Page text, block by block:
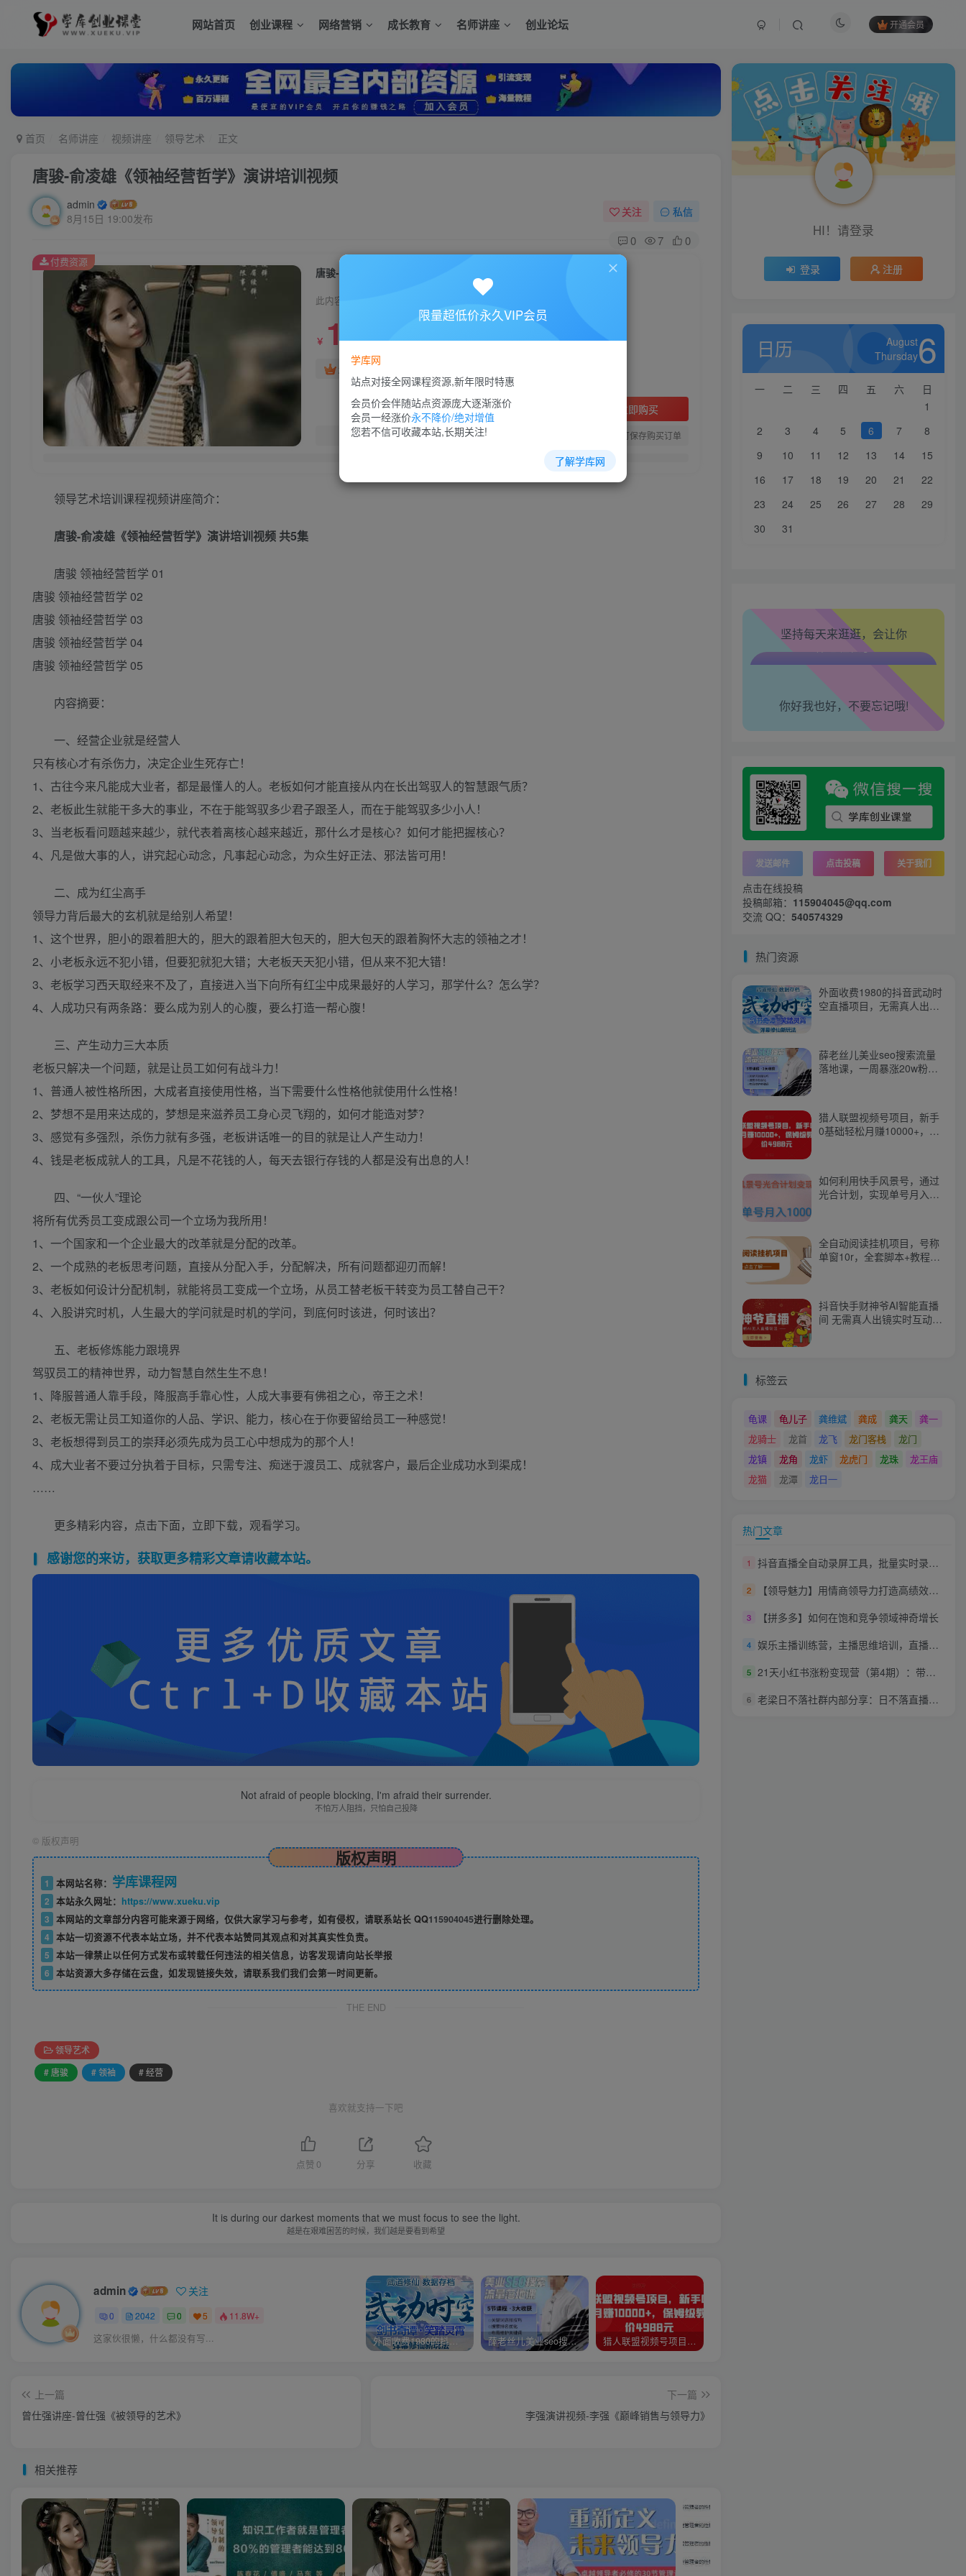
网站首页 创业课程 网络营销 成长教育 名师讲座 创业论坛 开通会员
首页 名师讲座 视频讲座 领导艺术 正文
唐骏-俞凌雄《领袖经营哲学》演讲培训视频
admin
8月15日 19:00发布
关注 私信
0 7 0
唐骏-俞凌雄《领袖经营哲学》演讲培训视频
此内容为付费资源，请付费后查看
￥ 10￥88
超级会员免费
立即购买
您当前未登录！建议登陆后购买，可保存购买订单
付费资源
领导艺术培训课程视频讲座简介：
唐骏-俞凌雄《领袖经营哲学》演讲培训视频 共5集
唐骏 领袖经营哲学 01
唐骏 领袖经营哲学 02
唐骏 领袖经营哲学 03
唐骏 领袖经营哲学 04
唐骏 领袖经营哲学 05
内容摘要：
一、经营企业就是经营人
只有核心才有杀伤力，决定企业生死存亡！
1、古往今来凡能成大业者，都是最懂人的人。老板如何才能直接从内在长出驾驭人的智慧跟气质？
2、老板此生就能干多大的事业，不在于能驾驭多少君子跟圣人，而在于能驾驭多少小人！
3、当老板看问题越来越少，就代表着离核心越来越近，那什么才是核心？如何才能把握核心？
4、凡是做大事的人，讲究起心动念，凡事起心动念，为众生好正法、邪法皆可用！
二、成为红尘高手
领导力背后最大的玄机就是给别人希望！
1、这个世界，胆小的跟着胆大的，胆大的跟着胆大包天的，胆大包天的跟着胸怀大志的领袖之才！
2、小老板永远不犯小错，但要犯就犯大错；大老板天天犯小错，但从来不犯大错！
3、老板学习西天取经来不及了，直接进入当下向所有红尘中成果最好的人学习，那学什么？怎么学？
4、人成功只有两条路：要么成为别人的心腹，要么打造一帮心腹！
三、产生动力三大本质
老板只解决一个问题，就是让员工如何有战斗力！
1、普通人被性格所困，大成者直接使用性格，当下需要什么性格他就使用什么性格！
2、梦想不是用来达成的，梦想是来滋养员工身心灵飞翔的，如何才能造对梦？
3、感觉有多强烈，杀伤力就有多强，老板讲话唯一的目的就是让人产生动力！
4、钱是老板成就人的工具，凡是不花钱的人，每天去银行存钱的人都是没有出息的人！
四、“一伙人”理论
将所有优秀员工变成跟公司一个立场为我所用！
1、一个国家和一个企业最大的改革就是分配的改革。
2、一个成熟的老板思考问题，直接从分配入手，分配解决，所有问题都迎刃而解！
3、老板如何设计分配机制，就能将员工变成一个立场，从员工替老板干转变为员工替自己干？
4、入股讲究时机，人生最大的学问就是时机的学问，到底何时该进，何时该出？
五、老板修炼能力跟境界
驾驭员工的精神世界，动力智慧自然生生不息！
1、降服普通人靠手段，降服高手靠心性，人成大事要有佛祖之心，帝王之术！
2、老板无需让员工知道你的人品、学识、能力，核心在于你要留给员工一种感觉！
3、老板想得到员工的崇拜必须先成为员工心中想成为的那个人！
4、成大业者不要过分执着于目标，只需专注、痴迷于渡员工、成就客户，最后企业成功水到渠成！
……
更多精彩内容，点击下面，立即下载，观看学习。
感谢您的来访，获取更多精彩文章请收藏本站。
Not afraid of people blocking, I'm afraid their surrender.
不怕万人阻挡，只怕自己投降
© 版权声明
版权声明
1 本网站名称： 学库课程网
2 本站永久网址： https://www.xueku.vip
3 本网站的文章部分内容可能来源于网络，仅供大家学习与参考，如有侵权，请联系站长 QQ115904045进行删除处理。
4 本站一切资源不代表本站立场，并不代表本站赞同其观点和对其真实性负责。
5 本站一律禁止以任何方式发布或转载任何违法的相关信息，访客发现请向站长举报
6 本站资源大多存储在云盘，如发现链接失效，请联系我们我们会第一时间更新。
THE END
领导艺术
# 唐骏
# 领袖 # 经营
喜欢就支持一下吧
点赞 0 分享 收藏
It is during our darkest moments that we must focus to see the light.
越是在艰难困苦的时候，我们越是要看到希望
admin 关注
0 2042 0 5 11.8W+
这家伙很懒，什么都没有写... 外面收费1980的抖音武动时空直播项目，无需真人出镜，实时互动直播【软件+详细教程】 薛老丝儿美业seo搜索流量落地课，一周暴涨20w粉丝，全干货讲解 猎人联盟视频号项目，新手0基础轻松月赚10000+，保姆级教程原价4988元
上一篇
曾仕强讲座-曾仕强《被领导的艺术》
下一篇
李强演讲视频-李强《巅峰销售与领导力》
相关推荐
HI！请登录
登录 注册
日历
August
Thursday6
一 二 三 四 五 六
日
1
2
3 4 5 6 7
8
9
10 11 12 13 14
15
16
17 18 19 20 21
22
23
24 25 26 27 28
29
30
31
坚持每天来逛逛，会让你
腿也不痛了！
腰也不酸了！
工作也轻松了！
你好我也好，不要忘记哦!
发送邮件 点击投稿 关于我们
点击在线投稿
投稿邮箱： 115904045@qq.com
交流 QQ： 540574329
热门资源
外面收费1980的抖音武动时
空直播项目，无需真人出
薛老丝儿美业seo搜索流量
落地课，一周暴涨20w粉
猎人联盟视频号项目，新手
0基础轻松月赚10000+，保
如何利用快手风景号，通过
光合计划，实现单号月入
全自动阅读挂机项目，号称
单窗10r，全套脚本+教程，
抖音快手财神爷AI智能直播
间 无需真人出镜实时互动
标签云
龟课 龟儿子 龚维斌 龚成 龚天
龚一
龙骑士
龙首 龙飞 龙门客栈
龙门
龙镇
龙角 龙虾 龙虎门 龙珠
龙王庙
龙猫
龙潭 龙日一
热门文章
1 抖音直播全自动录屏工具，批量实时录制直播视频，可带货赚佣金（软件+使用教程）
2 【领导魅力】用情商领导力打造高绩效团队
3 【拼多多】如何在饱和竞争领域神奇增长
4 娱乐主播训练营，主播思维培训，直播思维+案例分析+直播运营
5 21天小红书涨粉变现营（第4期）：带你掌握小红书爆款玩法，月赚10W+秘密
6 老梁日不落社群内部分享：日不落直播间玩法，鱼塘起号玩法，新人零粉丝平播起号
限量超低价永久VIP会员
学库网
站点对接全网课程资源,新年限时特惠
会员价会伴随站点资源庞大逐渐涨价
会员一经涨价永不降价/绝对增值
您若不信可收藏本站,长期关注!
了解学库网